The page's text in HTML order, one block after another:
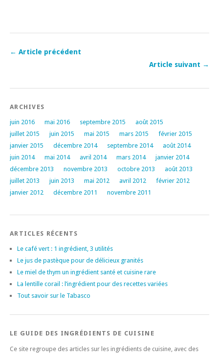
← Article précédent
Article suivant →
ARCHIVES
juin 2016 mai 2016 septembre 2015
août 2015
juillet 2015
juin 2015 mai 2015 mars 2015
février 2015
janvier 2015
décembre 2014 septembre 2014
août 2014
juin 2014
mai 2014 avril 2014 mars 2014
janvier 2014
décembre 2013
novembre 2013 octobre 2013
août 2013
juillet 2013
juin 2013 mai 2012 avril 2012
février 2012
janvier 2012
décembre 2011 novembre 2011
ARTICLES RÉCENTS
Le café vert : 1 ingrédient, 3 utilités
Le jus de pastèque pour de délicieux granités
Le miel de thym un ingrédient santé et cuisine rare
La lentille corail : l’ingrédient pour des recettes variées
Tout savoir sur le Tabasco
LE GUIDE DES INGRÉDIENTS DE CUISINE
Ce site regroupe des articles sur les ingrédients de cuisine, avec des